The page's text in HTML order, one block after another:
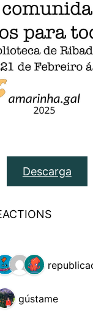
Descarga
4
2 gústame